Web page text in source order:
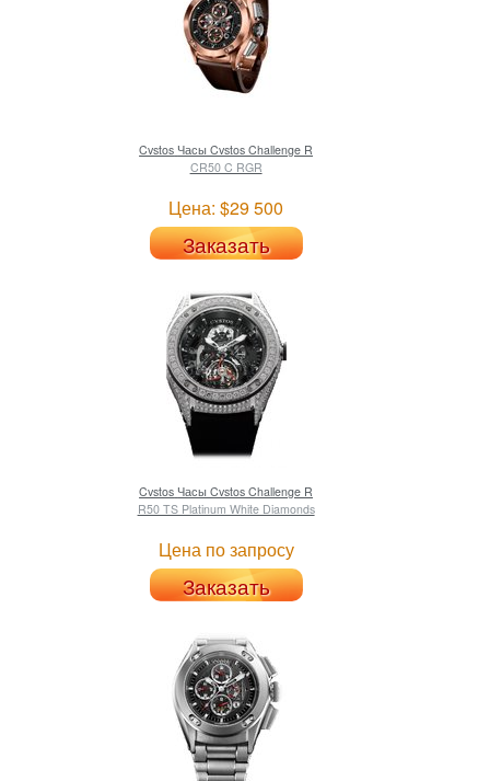
Cvstos Часы Cvstos Challenge R
CR50 C RGR
Цена: $29 500
Заказать
Cvstos Часы Cvstos Challenge R
R50 TS Platinum White Diamonds
Цена по запросу
Заказать